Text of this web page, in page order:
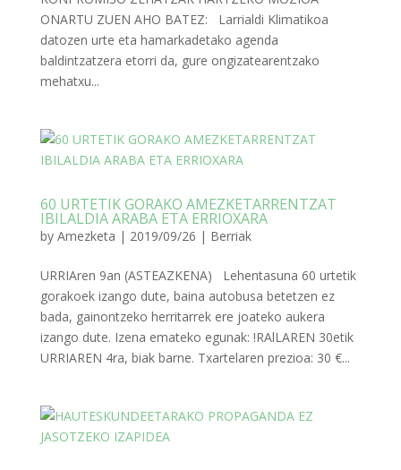
ONARTU ZUEN AHO BATEZ: Larrialdi Klimatikoa
datozen urte eta hamarkadetako agenda
baldintzatzera etorri da, gure ongizatearentzako
mehatxu...
60 URTETIK GORAKO AMEZKETARRENTZAT
IBILALDIA ARABA ETA ERRIOXARA
by Amezketa | 2019/09/26 | Berriak
URRIAren 9an (ASTEAZKENA) Lehentasuna 60 urtetik
gorakoek izango dute, baina autobusa betetzen ez
bada, gainontzeko herritarrek ere joateko aukera
izango dute. Izena emateko egunak: !RAlLAREN 30etik
URRIAREN 4ra, biak barne. Txartelaren prezioa: 30 €...